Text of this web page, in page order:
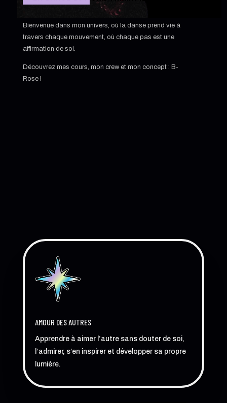
Bienvenue dans mon univers, où la danse prend vie à
travers chaque mouvement, où chaque pas est une
affirmation de soi.
Découvrez mes cours, mon crew et mon concept : B-
Rose !
AMOUR DES AUTRES
Apprendre à aimer l’autre sans douter de soi,
l’admirer, s’en inspirer et développer sa propre
lumière.